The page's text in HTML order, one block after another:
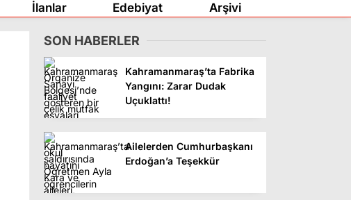
İlanlar
Edebiyat
Arşivi
SON HABERLER
Kahramanmaraş’ta Fabrika
Yangını: Zarar Dudak
Uçuklattı!
Ailelerden Cumhurbaşkanı
Erdoğan’a Teşekkür